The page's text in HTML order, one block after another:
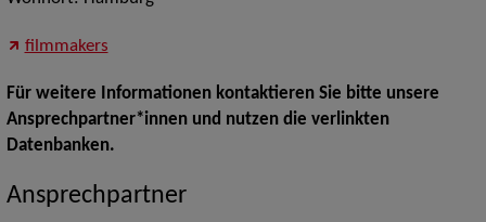
filmmakers
Für weitere Informationen kontaktieren Sie bitte unsere
Ansprechpartner*innen und nutzen die verlinkten
Datenbanken.
Ansprechpartner